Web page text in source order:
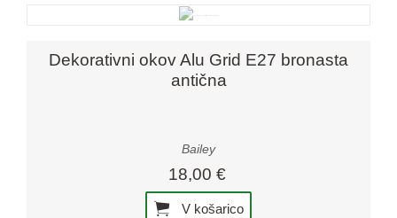
Dekorativni okov Alu Grid E27 bronasta
antična
Bailey
18,00 €
V košarico